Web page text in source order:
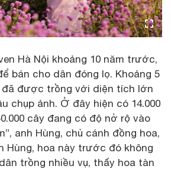
Hà Nội khoảng 10 năm trước,
bán cho dân đóng lọ. Khoảng 5
đã được trồng với diện tích lớn
chụp ảnh. Ở đây hiện có 14.000
cây đang có độ nở rộ vào
anh Hùng, chủ cánh đồng hoa,
Hùng, hoa này trước đó không
trồng nhiều vụ, thấy hoa tàn